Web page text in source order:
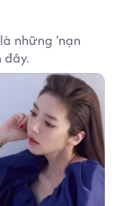
những 'nạn
đây.